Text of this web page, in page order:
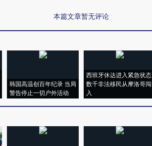
本篇文章暂无评论
韩国高温创百年纪录 当局
警告停止一切户外活动
西班牙休达进入紧急状态
数千非法移民从摩洛哥闯
入